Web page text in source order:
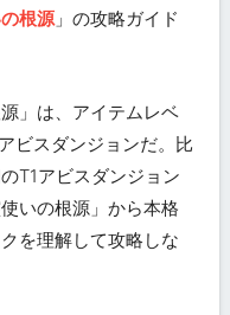
根源」の攻略ガイド
」は、アイテムレベ
ビスダンジョンだ。比
T1アビスダンジョン
いの根源」から本格
を理解して攻略しな